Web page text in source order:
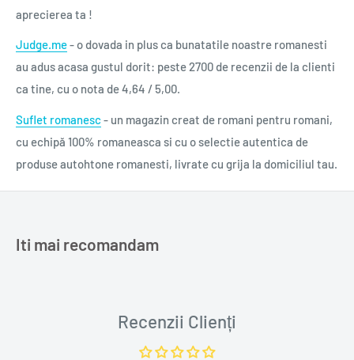
aprecierea ta !
Judge.me- o dovada in plus ca bunatatile noastre romanesti
au adus acasa gustul dorit: peste 2700 de recenzii de la clienti
ca tine, cu o nota de 4,64 / 5,00.
Suflet romanesc- un magazin creat de romani pentru romani,
cu echipă 100% romaneasca si cu o selectie autentica de
produse autohtone romanesti, livrate cu grija la domiciliul tau.
Iti mai recomandam
Recenzii Clienți